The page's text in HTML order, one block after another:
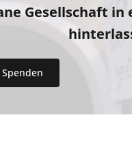
Gesellschaft
Spenden